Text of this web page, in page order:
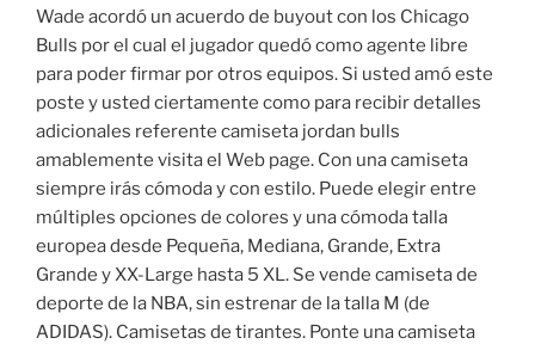
Wade acordó un acuerdo de buyout con los Chicago
Bulls por el cual el jugador quedó como agente libre
para poder firmar por otros equipos. Si usted amó este
poste y usted ciertamente como para recibir detalles
adicionales referente camiseta jordan bulls
amablemente visita el Web page. Con una camiseta
siempre irás cómoda y con estilo. Puede elegir entre
múltiples opciones de colores y una cómoda talla
europea desde Pequeña, Mediana, Grande, Extra
Grande y XX-Large hasta 5 XL. Se vende camiseta de
deporte de la NBA, sin estrenar de la talla M (de
ADIDAS). Camisetas de tirantes. Ponte una camiseta